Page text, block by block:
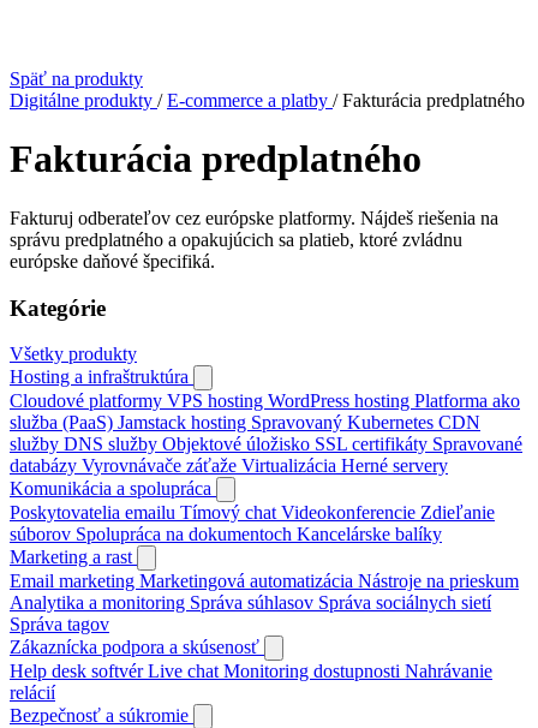
Späť na produkty
Digitálne produkty / E-commerce a platby / Fakturácia predplatného
Fakturácia predplatného
Fakturuj odberateľov cez európske platformy. Nájdeš riešenia na
správu predplatného a opakujúcich sa platieb, ktoré zvládnu
európske daňové špecifiká.
Kategórie
Všetky produkty
Hosting a infraštruktúra
Cloudové platformy VPS hosting WordPress hosting Platforma ako
služba (PaaS) Jamstack hosting Spravovaný Kubernetes CDN
služby DNS služby Objektové úložisko SSL certifikáty Spravované
databázy Vyrovnávače záťaže Virtualizácia Herné servery
Komunikácia a spolupráca
Poskytovatelia emailu Tímový chat Videokonferencie Zdieľanie
súborov Spolupráca na dokumentoch Kancelárske balíky
Marketing a rast
Email marketing Marketingová automatizácia Nástroje na prieskum
Analytika a monitoring Správa súhlasov Správa sociálnych sietí
Správa tagov
Zákaznícka podpora a skúsenosť
Help desk softvérLive chat Monitoring dostupnosti Nahrávanie
relácií
Bezpečnosť a súkromie